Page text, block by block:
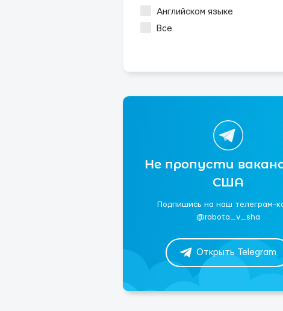
Английском языке
Все
Не пропусти
США
Подпишись на наш телеграм-
@rabota_v_sha
Открыть Telegram